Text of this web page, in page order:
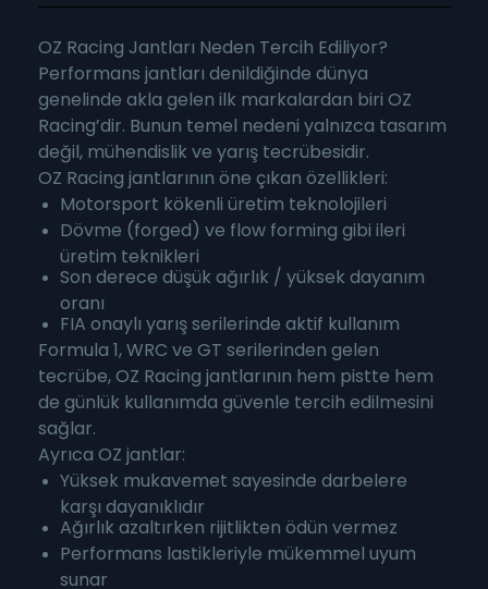
OZ Racing Jantları Neden Tercih Ediliyor?
Performans jantları denildiğinde dünya
genelinde akla gelen ilk markalardan biri OZ
Racing’dir. Bunun temel nedeni yalnızca tasarım
değil, mühendislik ve yarış tecrübesidir.
OZ Racing jantlarının öne çıkan özellikleri:
Motorsport kökenli üretim teknolojileri
Dövme (forged) ve flow forming gibi ileri
üretim teknikleri
Son derece düşük ağırlık / yüksek dayanım
oranı
FIA onaylı yarış serilerinde aktif kullanım
Formula 1, WRC ve GT serilerinden gelen
tecrübe, OZ Racing jantlarının hem pistte hem
de günlük kullanımda güvenle tercih edilmesini
sağlar.
Ayrıca OZ jantlar:
Yüksek mukavemet sayesinde darbelere
karşı dayanıklıdır
Ağırlık azaltırken rijitlikten ödün vermez
Performans lastikleriyle mükemmel uyum
sunar